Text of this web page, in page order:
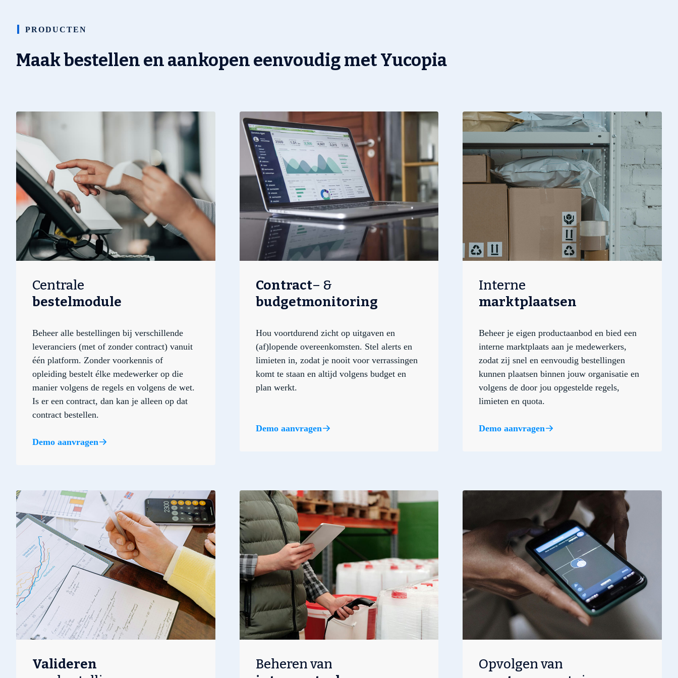
PRODUCTEN
Maak bestellen en aankopen eenvoudig met Yucopia
Centrale
bestelmodule
Beheer alle bestellingen bij verschillende
leveranciers (met of zonder contract) vanuit
één platform. Zonder voorkennis of
opleiding bestelt élke medewerker op die
manier volgens de regels en volgens de wet.
Is er een contract, dan kan je alleen op dat
contract bestellen.
Demo aanvragen
Contract– &
budgetmonitoring
Hou voortdurend zicht op uitgaven en
(af)lopende overeenkomsten. Stel alerts en
limieten in, zodat je nooit voor verrassingen
komt te staan en altijd volgens budget en
plan werkt.
Demo aanvragen
Interne
marktplaatsen
Beheer je eigen productaanbod en bied een
interne marktplaats aan je medewerkers,
zodat zij snel en eenvoudig bestellingen
kunnen plaatsen binnen jouw organisatie en
volgens de door jou opgestelde regels,
limieten en quota.
Demo aanvragen
Valideren
Beheren van
Opvolgen van